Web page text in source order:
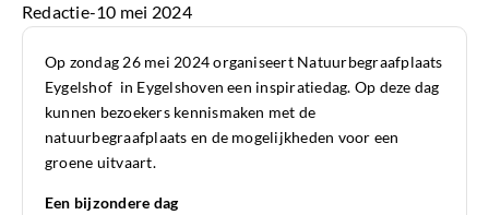
Redactie-10 mei 2024
Op zondag 26 mei 2024 organiseert Natuurbegraafplaats
Eygelshof in Eygelshoven een inspiratiedag. Op deze dag
kunnen bezoekers kennismaken met de
natuurbegraafplaats en de mogelijkheden voor een
groene uitvaart.
Een bijzondere dag